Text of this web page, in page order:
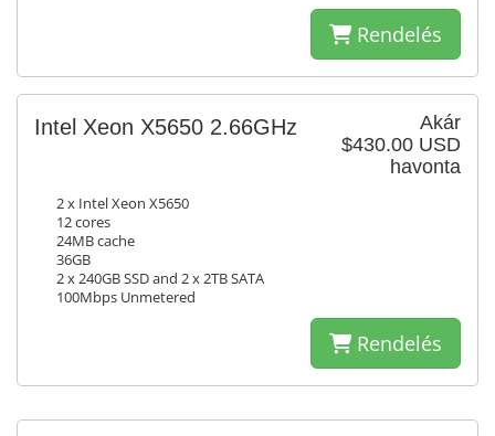
Rendelés
Akár
$430.00 USD
havonta
Intel Xeon X5650 2.66GHz
2 x Intel Xeon X5650
12 cores
24MB cache
36GB
2 x 240GB SSD and 2 x 2TB SATA
100Mbps Unmetered
Rendelés